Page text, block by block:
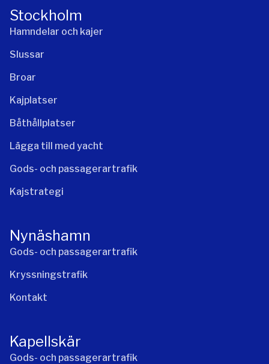
Stockholm
Hamndelar och kajer
Slussar
Broar
Kajplatser
Båthållplatser
Lägga till med yacht
Gods- och passagerartrafik
Kajstrategi
Nynäshamn
Gods- och passagerartrafik
Kryssningstrafik
Kontakt
Kapellskär
Gods- och passagerartrafik